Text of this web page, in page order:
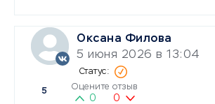
Оксана Филова
5 июня 2026 в 13:04
5 Оцените отзыв
0 0